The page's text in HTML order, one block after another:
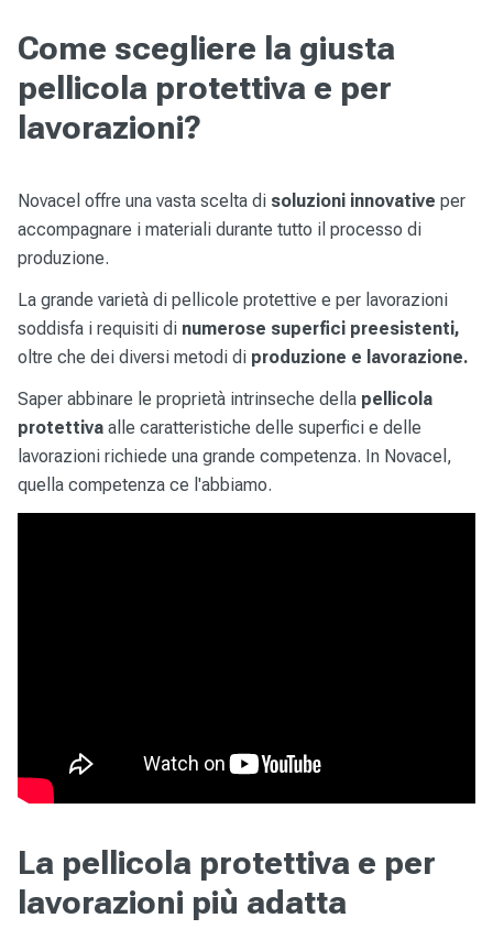
Come scegliere la giusta
pellicola protettiva e per
lavorazioni?
Novacel offre una vasta scelta di soluzioni innovative per
accompagnare i materiali durante tutto il processo di
produzione.
La grande varietà di pellicole protettive e per lavorazioni
soddisfa i requisiti di numerose superfici preesistenti,
oltre che dei diversi metodi di produzione e lavorazione.
Saper abbinare le proprietà intrinseche della pellicola
protettiva alle caratteristiche delle superfici e delle
lavorazioni richiede una grande competenza. In Novacel,
quella competenza ce l'abbiamo.
La pellicola protettiva e per
lavorazioni più adatta